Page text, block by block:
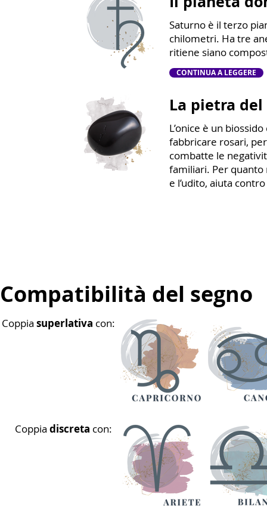
Saturno è il terzo
chilometri. Ha tre
ritiene siano
CONTINUA A LEGGERE
La pietra
L’onice è un
fabbricare rosari,
combatte le
familiari. Per quanto
e l’udito, aiuta
Compatibilità del segno
Coppia superlativa con:
Coppia discreta con: